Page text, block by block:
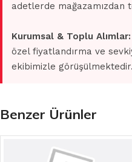
adetlerde mağazamızdan
Kurumsal & Toplu Alımlar:
özel fiyatlandırma ve
ekibimizle görüşülmektedir.
Benzer Ürünler